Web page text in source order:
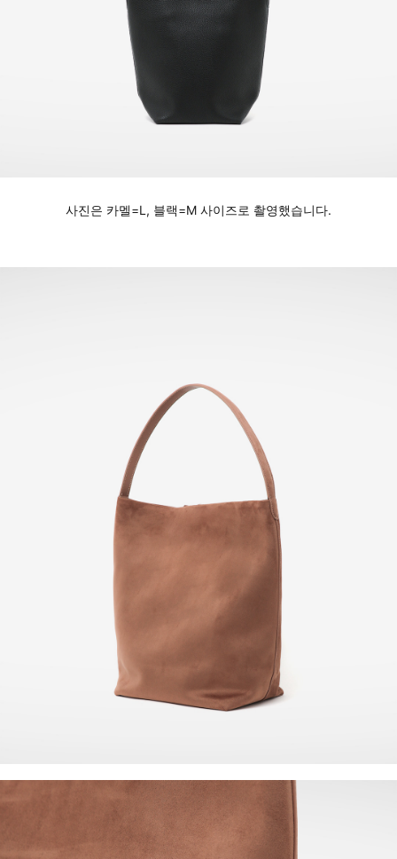
사진은 카멜=L, 블랙=M 사이즈로 촬영했습니다.